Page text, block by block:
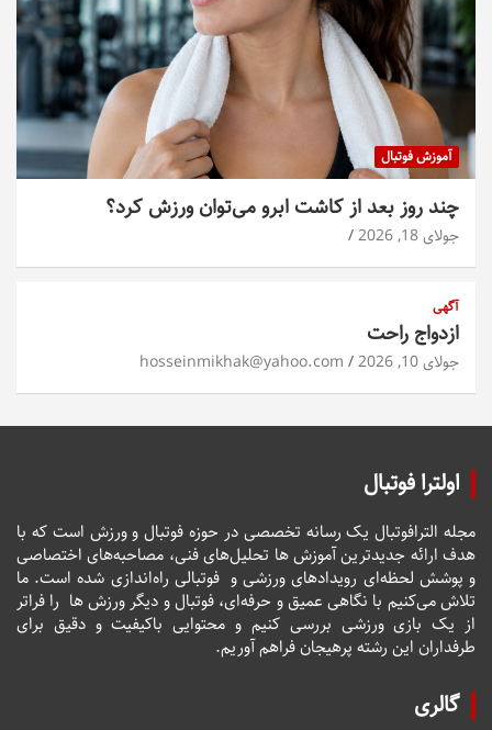
آموزش فوتبال
چند روز بعد از کاشت ابرو می‌توان ورزش کرد؟
جولای 18, 2026
آگهی
ازدواج راحت
جولای 10, 2026 hosseinmikhak@yahoo.com
اولترا فوتبال
مجله الترافوتبال یک رسانه تخصصی در حوزه فوتبال و ورزش است که با
هدف ارائه جدیدترین آموزش ها تحلیل‌های فنی، مصاحبه‌های اختصاصی
و پوشش لحظه‌ای رویدادهای ورزشی و فوتبالی راه‌اندازی شده است. ما
تلاش می‌کنیم با نگاهی عمیق و حرفه‌ای، فوتبال و دیگر ورزش ها را فراتر
از یک بازی ورزشی بررسی کنیم و محتوایی باکیفیت و دقیق برای
طرفداران این رشته پرهیجان فراهم آوریم.
گالری